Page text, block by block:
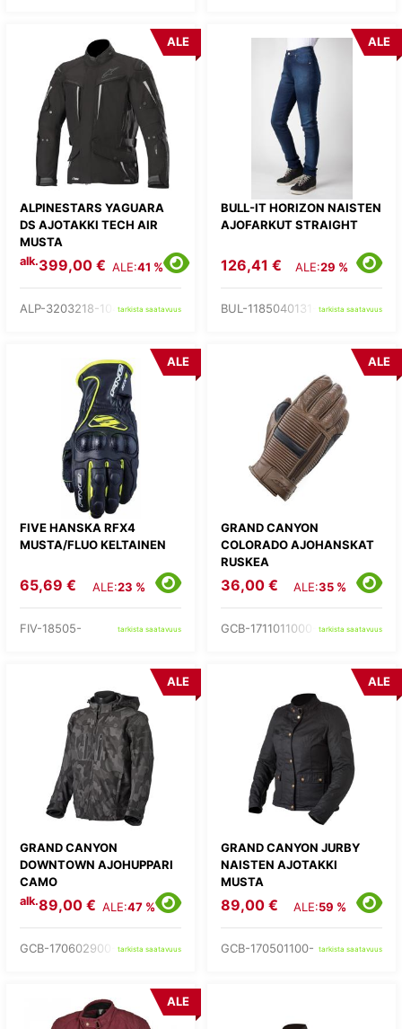
ALPINESTARS YAGUARA
DS AJOTAKKI TECH AIR
MUSTA
ALE
alk.399,00 € ALE:41 %
ALP-3203218-104-tarkista saatavuus
BULL-IT HORIZON NAISTEN
AJOFARKUT STRAIGHT
ALE
126,41 € ALE:29 %
BUL-1185040131- tarkista saatavuus
FIVE HANSKA RFX4
MUSTA/FLUO KELTAINEN
ALE
65,69 € ALE:23 %
FIV-18505- tarkista saatavuus
GRAND CANYON
COLORADO AJOHANSKAT
RUSKEA
ALE
36,00 € ALE:35 %
GCB-1711011000- tarkista saatavuus
GRAND CANYON
DOWNTOWN AJOHUPPARI
CAMO
ALE
alk.89,00 € ALE:47 %
GCB-170602900- tarkista saatavuus
GRAND CANYON JURBY
NAISTEN AJOTAKKI
MUSTA
ALE
89,00 € ALE:59 %
GCB-170501100- tarkista saatavuus
ALE